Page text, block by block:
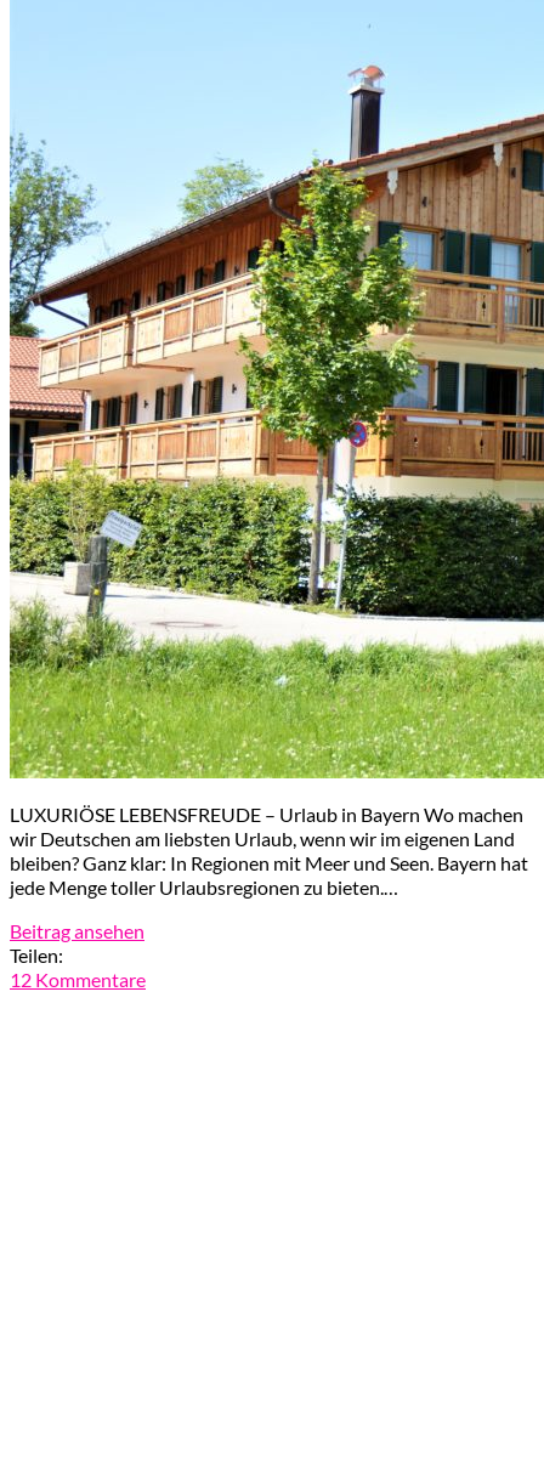
LUXURIÖSE LEBENSFREUDE – Urlaub in Bayern Wo machen
wir Deutschen am liebsten Urlaub, wenn wir im eigenen Land
bleiben? Ganz klar: In Regionen mit Meer und Seen. Bayern hat
jede Menge toller Urlaubsregionen zu bieten.…
Beitrag ansehen
Teilen:
12 Kommentare